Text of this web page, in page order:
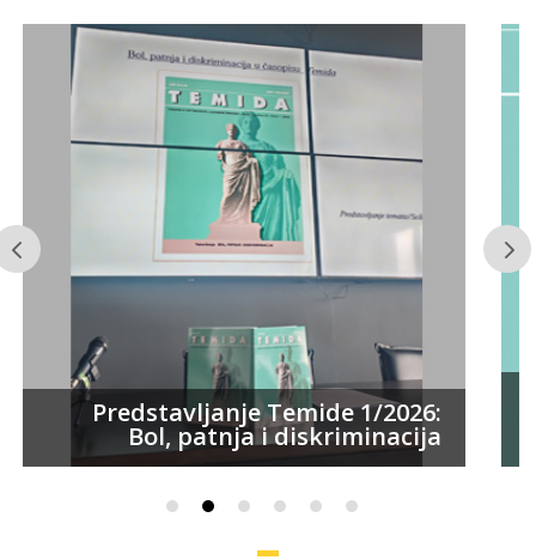
Predstavljanje Temide 1/2026:
Bol, patnja i diskriminacija